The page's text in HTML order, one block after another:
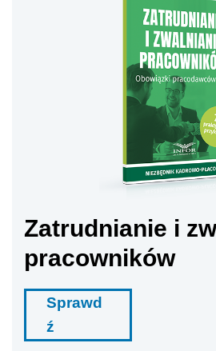
Zatrudnianie i
pracowników
Sprawd
ź